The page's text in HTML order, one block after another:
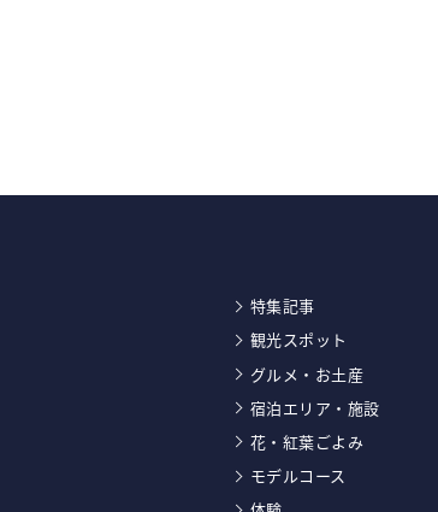
特集記事
観光スポット
グルメ・お土産
宿泊エリア・施設
花・紅葉ごよみ
モデルコース